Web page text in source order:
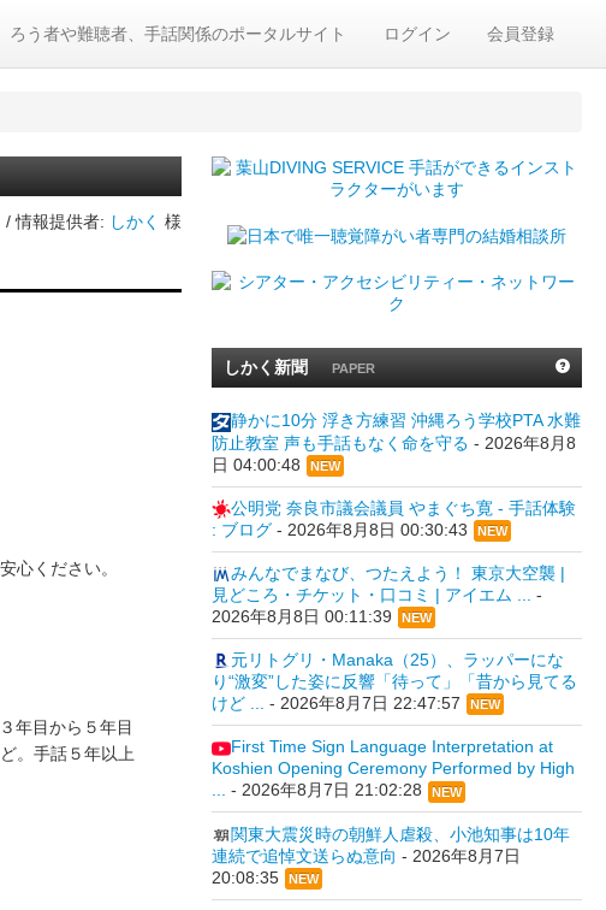
ログイン 会員登録
ろう者や難聴者、手話関係のポータルサイト
/ 情報提供者: しかく 様
心ください。
年目から５年目
。手話５年以上
しかく新聞 PAPER
静かに10分 浮き方練習 沖縄ろう学校PTA 水難
防止教室 声も手話もなく命を守る - 2026年8月8
日 04:00:48
NEW
公明党 奈良市議会議員 やまぐち寛 - 手話体験
: ブログ- 2026年8月8日 00:30:43 NEW
みんなでまなび、つたえよう！ 東京大空襲 |
見どころ・チケット・口コミ | アイエム ...
-
2026年8月8日 00:11:39
NEW
元リトグリ・Manaka（25）、ラッパーにな
り“激変”した姿に反響「待って」「昔から見てる
けど ... - 2026年8月7日 22:47:57 NEW
First Time Sign Language Interpretation at
Koshien Opening Ceremony Performed by High
... - 2026年8月7日 21:02:28 NEW
関東大震災時の朝鮮人虐殺、小池知事は10年
連続で追悼文送らぬ意向 - 2026年8月7日
20:08:35
NEW